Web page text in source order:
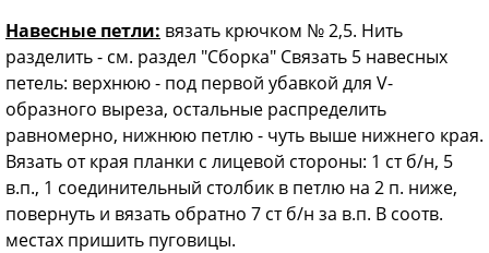
Навесные петли: вязать крючком № 2,5. Нить
разделить - см. раздел "Сборка" Связать 5 навесных
петель: верхнюю - под первой убавкой для V-
образного выреза, остальные распределить
равномерно, нижнюю петлю - чуть выше нижнего края.
Вязать от края планки с лицевой стороны: 1 ст б/н, 5
в.п., 1 соединительный столбик в петлю на 2 п. ниже,
повернуть и вязать обратно 7 ст б/н за в.п. В соотв.
местах пришить пуговицы.